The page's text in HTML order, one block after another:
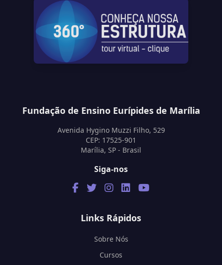
Fundação de Ensino Eurípides de Marília
Avenida Hygino Muzzi Filho, 529
CEP: 17525-901
Marília, SP - Brasil
Siga-nos
Links Rápidos
Sobre Nós
Cursos